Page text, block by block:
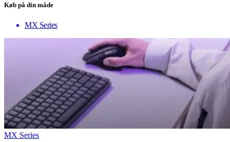
Køb på din måde
MX Series
MX Series